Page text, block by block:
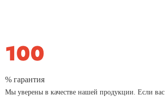
% гарантия
Мы уверены в качестве нашей продукции. Если вас